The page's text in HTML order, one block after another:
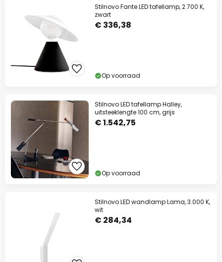
Stilnovo Fante LED tafellamp, 2.700 K,
zwart
€ 336,38
Op voorraad
Stilnovo LED tafellamp Halley,
uitsteeklengte 100 cm, grijs
€ 1.542,75
Op voorraad
Stilnovo LED wandlamp Lama, 3.000 K,
wit
€ 284,34